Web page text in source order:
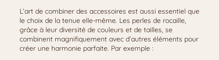
L’art de combiner des accessoires est aussi essentiel que
le choix de la tenue elle-même. Les perles de rocaille,
grâce à leur diversité de couleurs et de tailles, se
combinent magnifiquement avec d’autres éléments pour
créer une harmonie parfaite. Par exemple :